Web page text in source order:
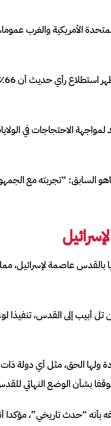
الأمريكية والغرب
الاحتجاجات في
السابق: “تجربته مع
ترامب رسميا بالقدس عاصمة
تل أبيب إلى القدس، تنفيذا
ولها الحق، مثل أي دولة
بشأن الوضع النهائي
بأنه “حدث تاريخي”،